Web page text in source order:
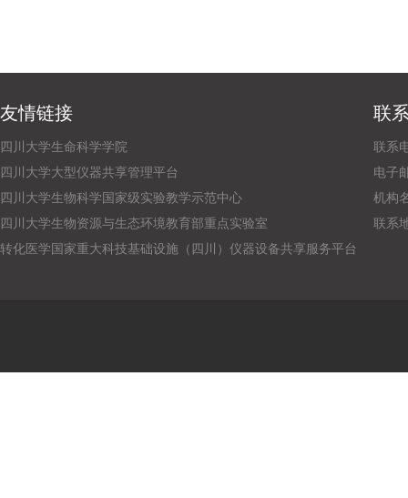
友情链接
四川大学生命科学学院
四川大学大型仪器共享管理平台
四川大学生物科学国家级实验教学示范中心
四川大学生物资源与生态环境教育部重点实验室
转化医学国家重大科技基础设施（四川）仪器设备共享服务平台
联
联系
电子
机构
联系